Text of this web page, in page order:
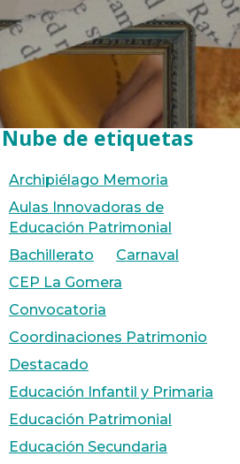
Nube de etiquetas
Archipiélago Memoria
Aulas Innovadoras de
Educación Patrimonial
Bachillerato
Carnaval
CEP La Gomera
Convocatoria
Coordinaciones Patrimonio
Destacado
Educación Infantil y Primaria
Educación Patrimonial
Educación Secundaria